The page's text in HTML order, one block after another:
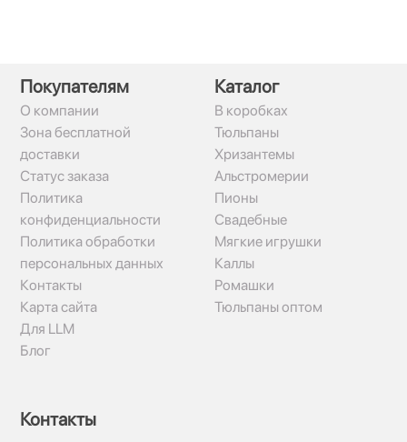
Покупателям
О компании
Зона бесплатной
доставки
Статус заказа
Политика
конфиденциальности
Политика обработки
персональных данных
Контакты
Карта сайта
Для LLM
Блог
Каталог
В коробках
Тюльпаны
Хризантемы
Альстромерии
Пионы
Свадебные
Мягкие игрушки
Каллы
Ромашки
Тюльпаны оптом
Контакты